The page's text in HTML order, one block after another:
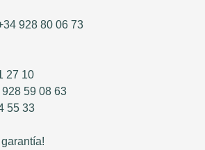
928 80 06 73
27 10
59 08 63
55 33